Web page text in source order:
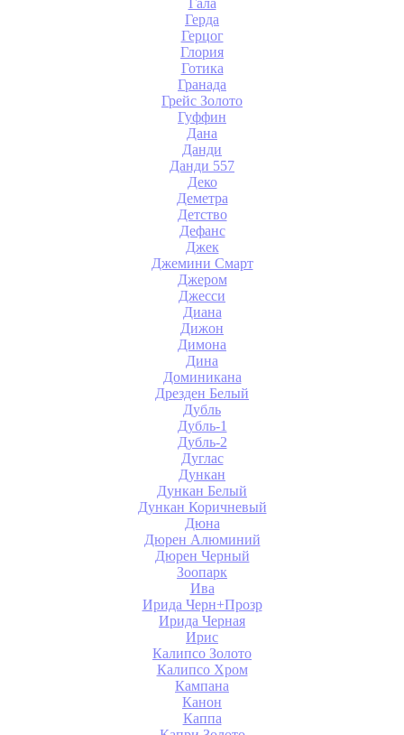
Герда
Герцог
Глория
Готика
Гранада
Грейс Золото
Гуффин
Дана
Данди
Данди 557
Деко
Деметра
Детство
Дефанс
Джек
Джемини Смарт
Джером
Джесси
Диана
Дижон
Димона
Дина
Доминикана
Дрезден Белый
Дубль
Дубль-1
Дубль-2
Дуглас
Дункан
Дункан Белый
Дункан Коричневый
Дюна
Дюрен Алюминий
Дюрен Черный
Зоопарк
Ива
Ирида Черн+Прозр
Ирида Черная
Ирис
Калипсо Золото
Калипсо Хром
Кампана
Канон
Каппа